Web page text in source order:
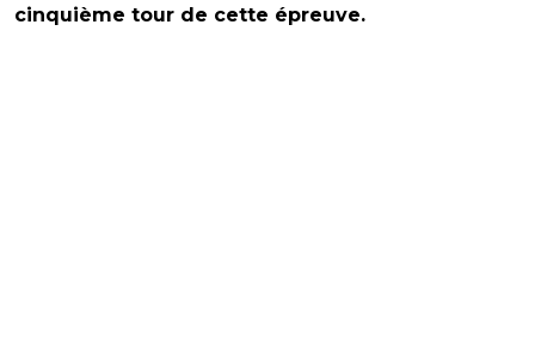
cinquième tour de cette épreuve.